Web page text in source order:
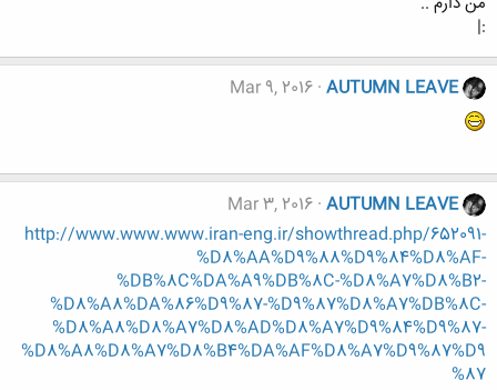
:|
AUTUMN LEAVE
Mar 9, 2016
AUTUMN LEAVE
Mar 3, 2016
http://www.www.www.iran-eng.ir/showthread.php/652091-
%D8%AA%D9%88%D9%84%D8%AF-
%DB%8C%DA%A9%DB%8C-%D8%A7%D8%B2-
%D8%A8%DA%86%D9%87-%D9%87%D8%A7%DB%8C-
%D8%A8%D8%A7%D8%AD%D8%A7%D9%84%D9%87-
%D8%A8%D8%A7%D8%B4%DA%AF%D8%A7%D9%87%D9
%87